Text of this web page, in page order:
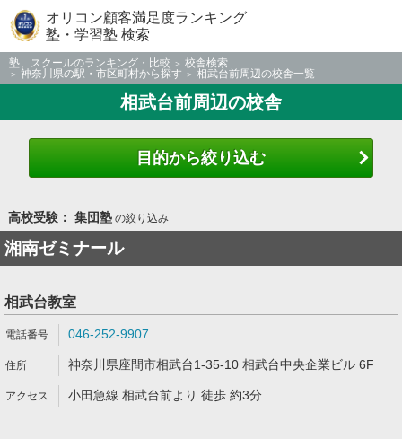
オリコン顧客満足度ランキング
塾・学習塾 検索
塾、スクールのランキング・比較
校舎検索
神奈川県の駅・市区町村から探す
相武台前周辺の校舎一覧
相武台前周辺の校舎
目的から絞り込む
高校受験： 集団塾の絞り込み
湘南ゼミナール
相武台教室
046-252-9907
神奈川県座間市相武台1-35-10 相武台中央企業ビル 6F
小田急線 相武台前より 徒歩 約3分